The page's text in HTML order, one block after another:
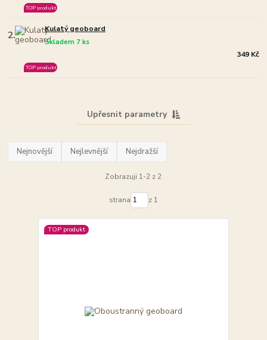
TOP produkt
2. Kulatý geoboard
Skladem 7 ks
TOP produkt
349 Kč
Upřesnit parametry
Nejnovější Nejlevnější Nejdražší
Zobrazuji 1-2 z 2
strana z 1
TOP produkt